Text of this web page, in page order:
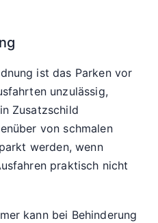
ist das Parken vor
unzulässig,
Zusatzschild
von schmalen
werden, wenn
praktisch nicht
kann bei Behinderung